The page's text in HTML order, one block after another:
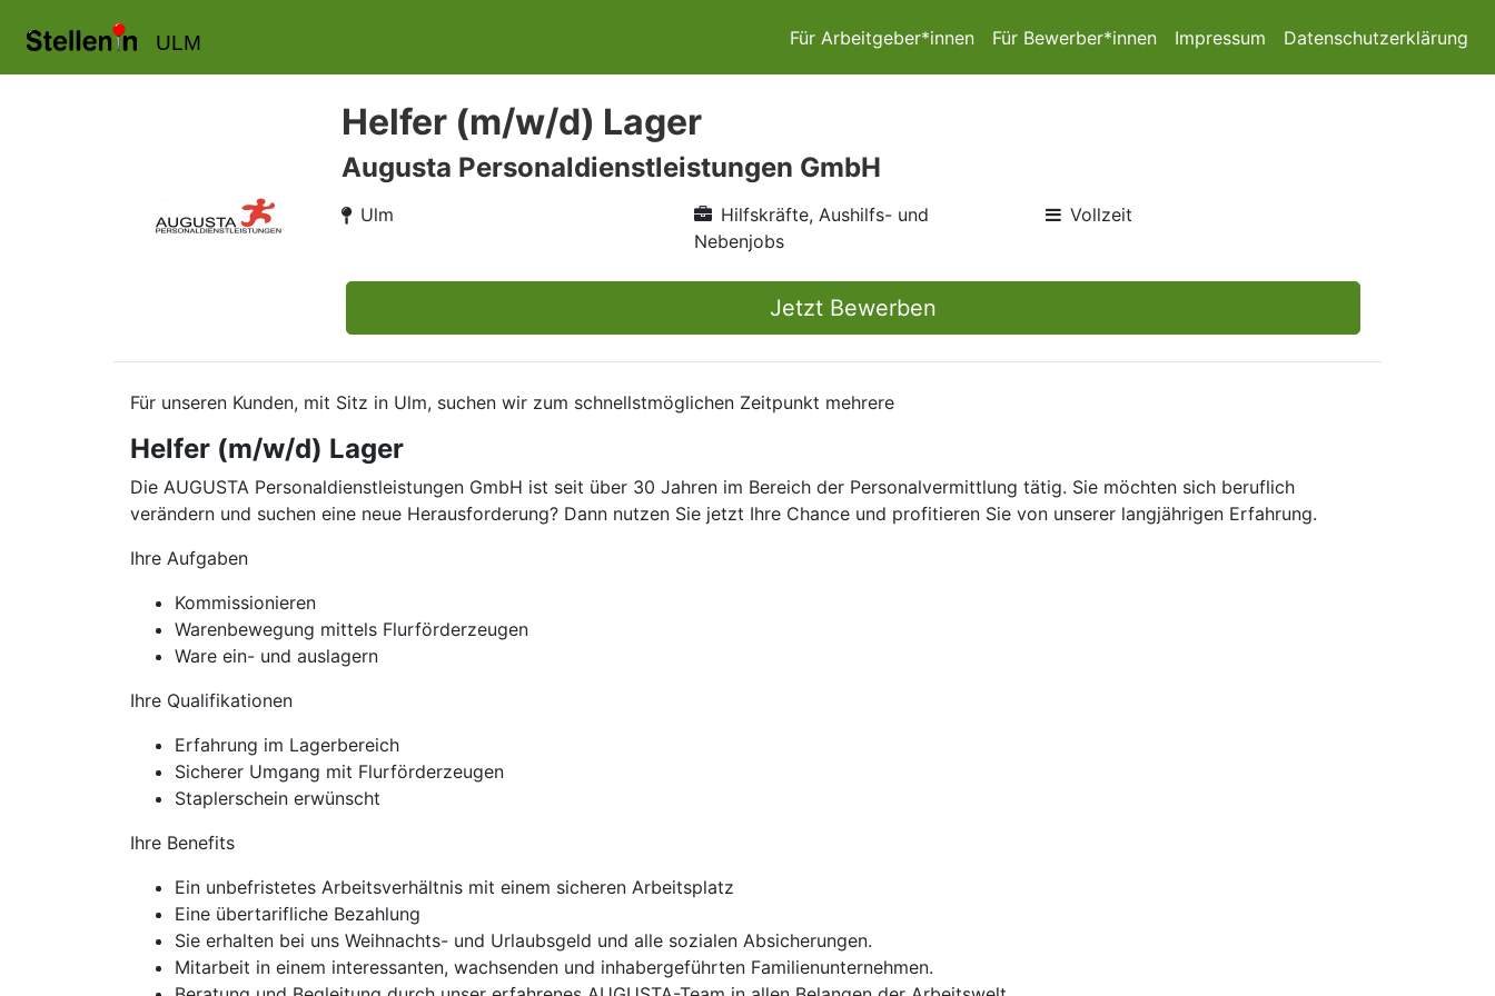
ULM Für Arbeitgeber*innen Für Bewerber*innen Impressum Datenschutzerklärung
Helfer (m/w/d) Lager
Augusta Personaldienstleistungen GmbH
Ulm
Hilfskräfte, Aushilfs- und
Nebenjobs
Vollzeit
Jetzt Bewerben
Für unseren Kunden, mit Sitz in Ulm, suchen wir zum schnellstmöglichen Zeitpunkt mehrere
Helfer (m/w/d) Lager
Die AUGUSTA Personaldienstleistungen GmbH ist seit über 30 Jahren im Bereich der Personalvermittlung tätig. Sie möchten sich beruflich
verändern und suchen eine neue Herausforderung? Dann nutzen Sie jetzt Ihre Chance und profitieren Sie von unserer langjährigen Erfahrung.
Ihre Aufgaben
Kommissionieren
Warenbewegung mittels Flurförderzeugen
Ware ein- und auslagern
Ihre Qualifikationen
Erfahrung im Lagerbereich
Sicherer Umgang mit Flurförderzeugen
Staplerschein erwünscht
Ihre Benefits
Ein unbefristetes Arbeitsverhältnis mit einem sicheren Arbeitsplatz
Eine übertarifliche Bezahlung
Sie erhalten bei uns Weihnachts- und Urlaubsgeld und alle sozialen Absicherungen.
Mitarbeit in einem interessanten, wachsenden und inhabergeführten Familienunternehmen.